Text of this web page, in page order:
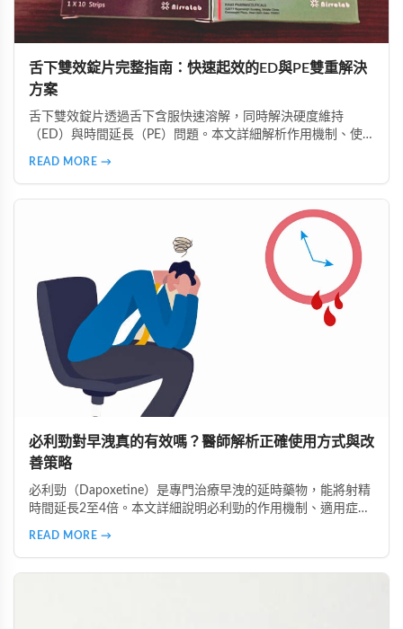
舌下雙效錠片完整指南：快速起效的ED與PE雙重解決
方案
舌下雙效錠片透過舌下含服快速溶解，同時解決硬度維持
（ED）與時間延長（PE）問題。本文詳細解析作用機制、使
READ MORE →
必利勁對早洩真的有效嗎？醫師解析正確使用方式與改
善策略
必利勁（Dapoxetine）是專門治療早洩的延時藥物，能將射精
時間延長2至4倍。本文詳細說明必利勁的作用機制、適用症
READ MORE →